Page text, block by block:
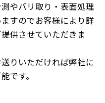
やバリ取り・表面処理
すのでお客様により詳
供させていただきま
りいただければ弊社に
です。